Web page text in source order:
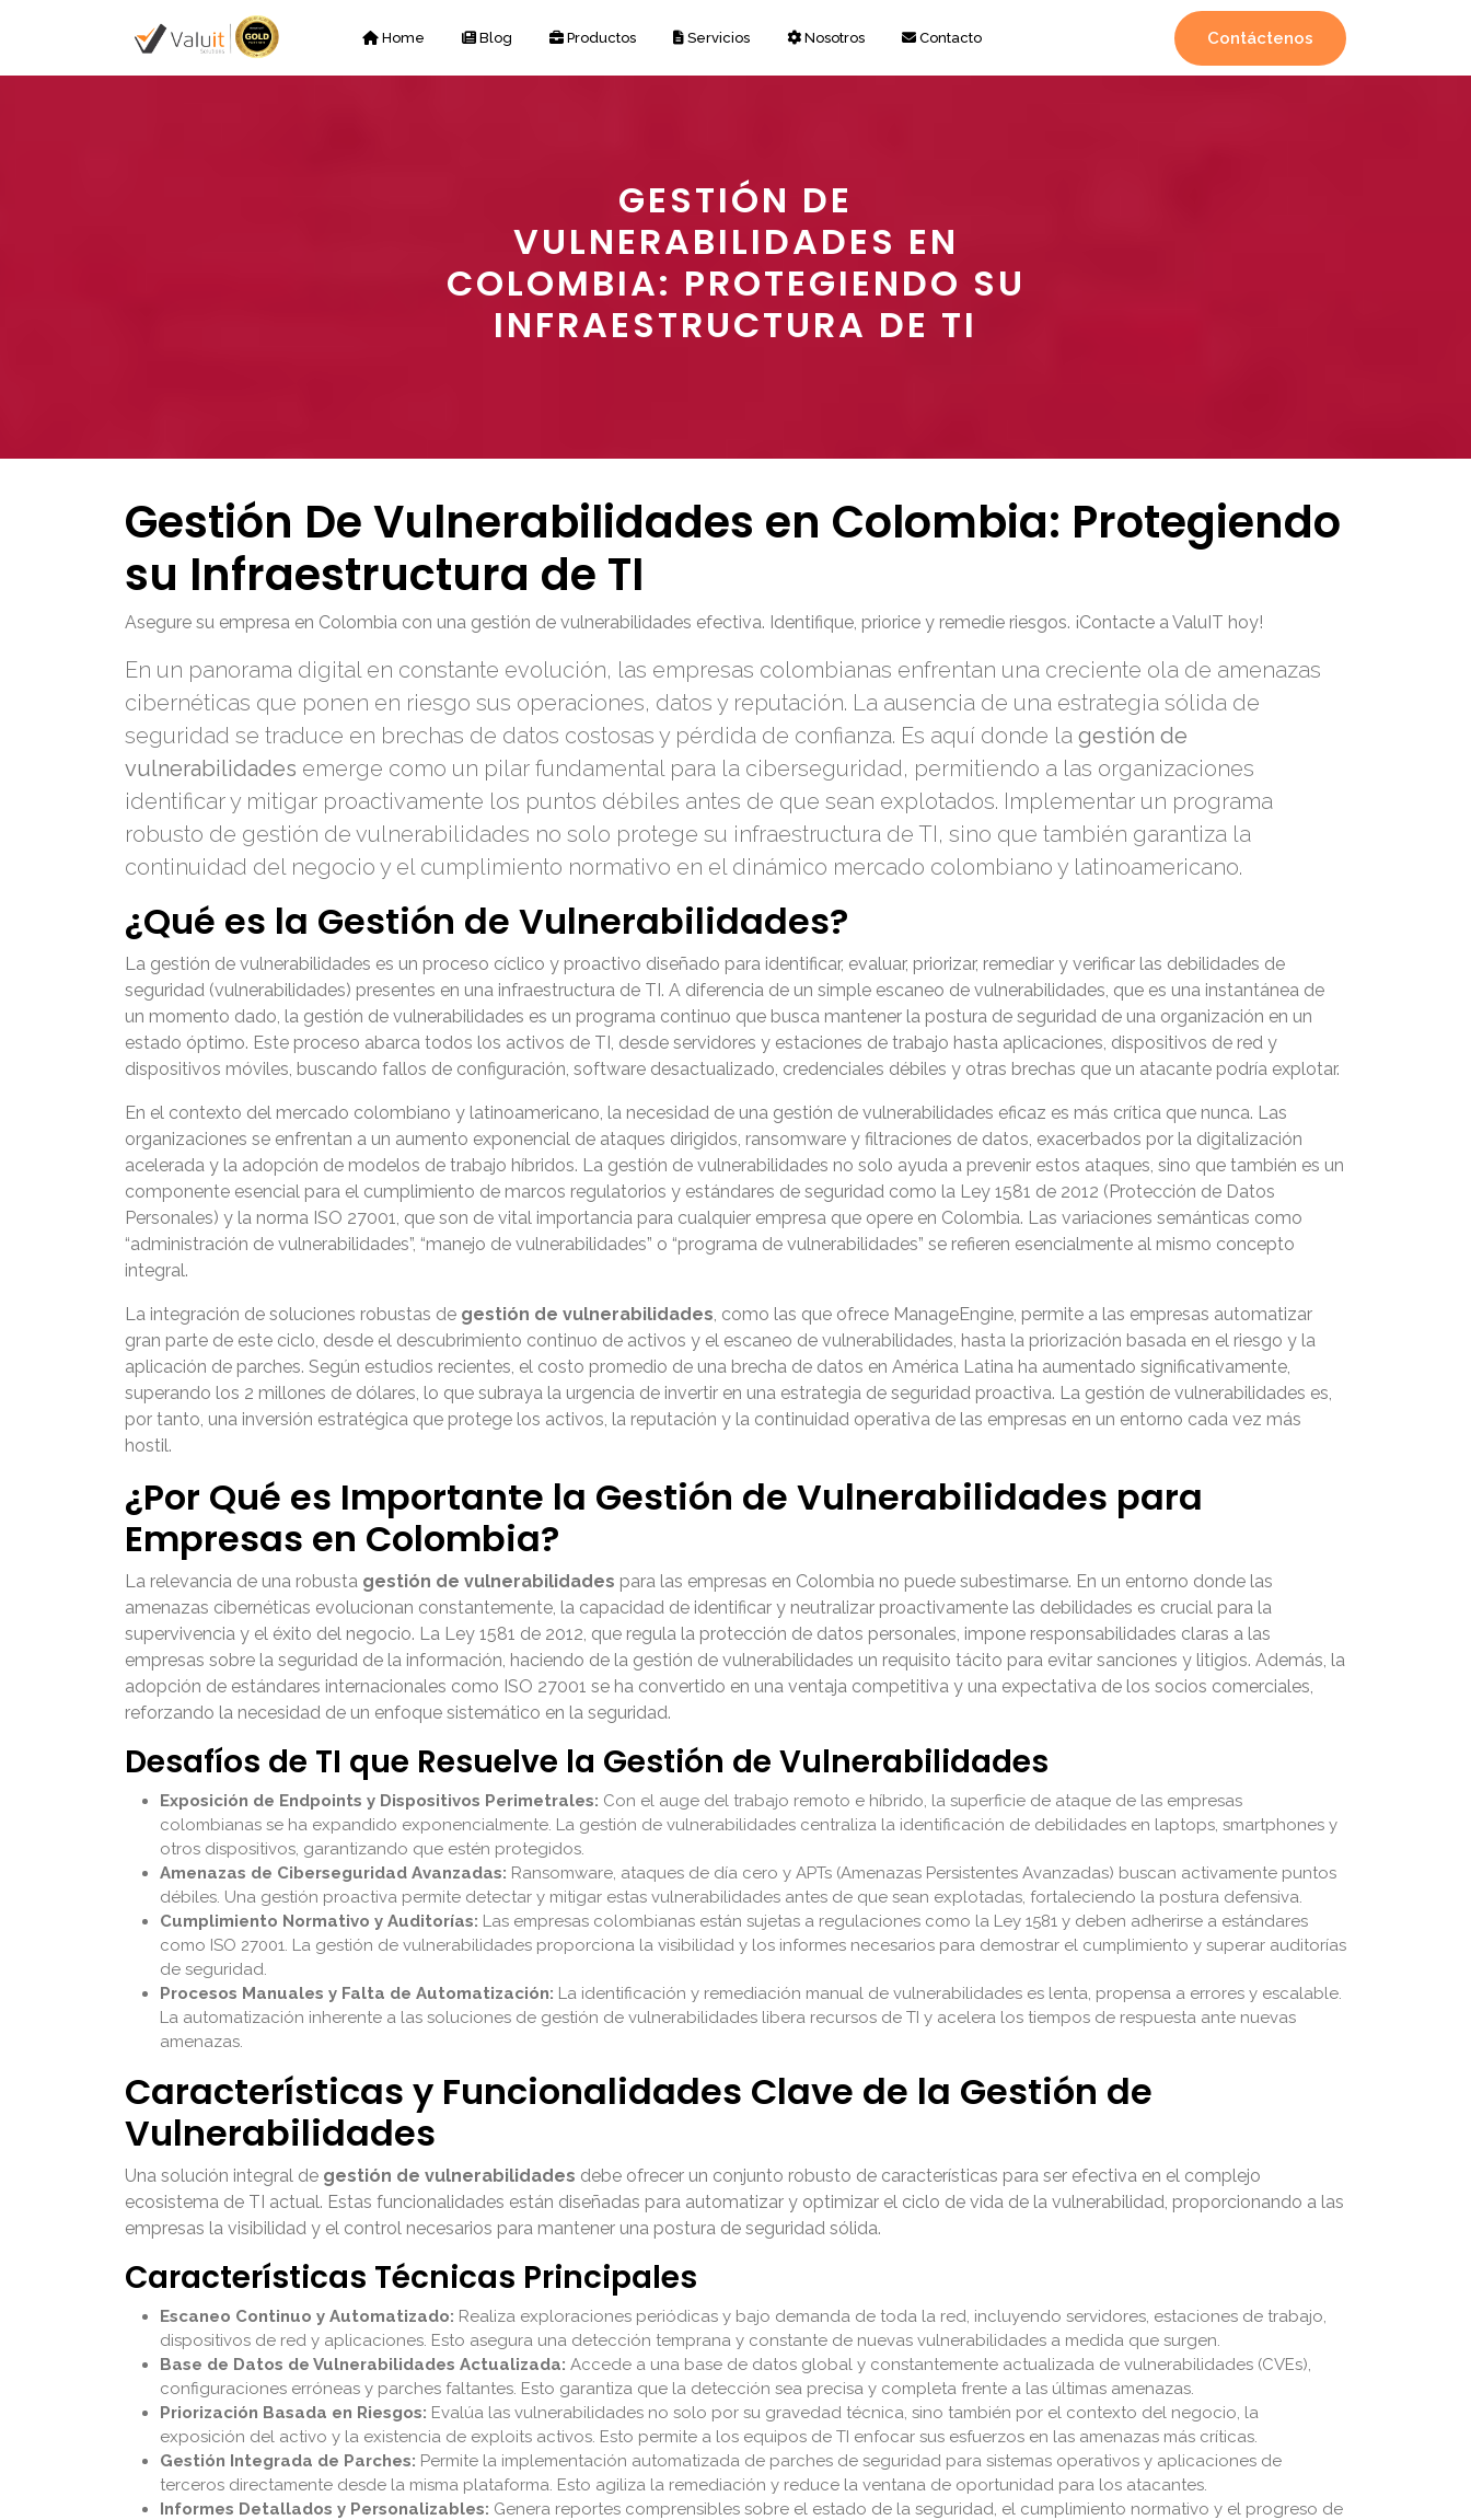
Home Blog Productos Servicios Nosotros Contacto Contáctenos
GESTIÓN DE
VULNERABILIDADES EN
COLOMBIA: PROTEGIENDO SU
INFRAESTRUCTURA DE TI
Gestión De Vulnerabilidades en Colombia: Protegiendo
su Infraestructura de TI
Asegure su empresa en Colombia con una gestión de vulnerabilidades efectiva. Identifique, priorice y remedie riesgos. ¡Contacte a ValuIT hoy!
En un panorama digital en constante evolución, las empresas colombianas enfrentan una creciente ola de amenazas
cibernéticas que ponen en riesgo sus operaciones, datos y reputación. La ausencia de una estrategia sólida de
seguridad se traduce en brechas de datos costosas y pérdida de confianza. Es aquí donde la gestión de
vulnerabilidades emerge como un pilar fundamental para la ciberseguridad, permitiendo a las organizaciones
identificar y mitigar proactivamente los puntos débiles antes de que sean explotados. Implementar un programa
robusto de gestión de vulnerabilidades no solo protege su infraestructura de TI, sino que también garantiza la
continuidad del negocio y el cumplimiento normativo en el dinámico mercado colombiano y latinoamericano.
¿Qué es la Gestión de Vulnerabilidades?
La gestión de vulnerabilidades es un proceso cíclico y proactivo diseñado para identificar, evaluar, priorizar, remediar y verificar las debilidades de
seguridad (vulnerabilidades) presentes en una infraestructura de TI. A diferencia de un simple escaneo de vulnerabilidades, que es una instantánea de
un momento dado, la gestión de vulnerabilidades es un programa continuo que busca mantener la postura de seguridad de una organización en un
estado óptimo. Este proceso abarca todos los activos de TI, desde servidores y estaciones de trabajo hasta aplicaciones, dispositivos de red y
dispositivos móviles, buscando fallos de configuración, software desactualizado, credenciales débiles y otras brechas que un atacante podría explotar.
En el contexto del mercado colombiano y latinoamericano, la necesidad de una gestión de vulnerabilidades eficaz es más crítica que nunca. Las
organizaciones se enfrentan a un aumento exponencial de ataques dirigidos, ransomware y filtraciones de datos, exacerbados por la digitalización
acelerada y la adopción de modelos de trabajo híbridos. La gestión de vulnerabilidades no solo ayuda a prevenir estos ataques, sino que también es un
componente esencial para el cumplimiento de marcos regulatorios y estándares de seguridad como la Ley 1581 de 2012 (Protección de Datos
Personales) y la norma ISO 27001, que son de vital importancia para cualquier empresa que opere en Colombia. Las variaciones semánticas como
“administración de vulnerabilidades”, “manejo de vulnerabilidades” o “programa de vulnerabilidades” se refieren esencialmente al mismo concepto
integral.
La integración de soluciones robustas de gestión de vulnerabilidades, como las que ofrece ManageEngine, permite a las empresas automatizar
gran parte de este ciclo, desde el descubrimiento continuo de activos y el escaneo de vulnerabilidades, hasta la priorización basada en el riesgo y la
aplicación de parches. Según estudios recientes, el costo promedio de una brecha de datos en América Latina ha aumentado significativamente,
superando los 2 millones de dólares, lo que subraya la urgencia de invertir en una estrategia de seguridad proactiva. La gestión de vulnerabilidades es,
por tanto, una inversión estratégica que protege los activos, la reputación y la continuidad operativa de las empresas en un entorno cada vez más
hostil.
¿Por Qué es Importante la Gestión de Vulnerabilidades para
Empresas en Colombia?
La relevancia de una robusta gestión de vulnerabilidades para las empresas en Colombia no puede subestimarse. En un entorno donde las
amenazas cibernéticas evolucionan constantemente, la capacidad de identificar y neutralizar proactivamente las debilidades es crucial para la
supervivencia y el éxito del negocio. La Ley 1581 de 2012, que regula la protección de datos personales, impone responsabilidades claras a las
empresas sobre la seguridad de la información, haciendo de la gestión de vulnerabilidades un requisito tácito para evitar sanciones y litigios. Además, la
adopción de estándares internacionales como ISO 27001 se ha convertido en una ventaja competitiva y una expectativa de los socios comerciales,
reforzando la necesidad de un enfoque sistemático en la seguridad.
Desafíos de TI que Resuelve la Gestión de Vulnerabilidades
Exposición de Endpoints y Dispositivos Perimetrales: Con el auge del trabajo remoto e híbrido, la superficie de ataque de las empresas
colombianas se ha expandido exponencialmente. La gestión de vulnerabilidades centraliza la identificación de debilidades en laptops, smartphones y
otros dispositivos, garantizando que estén protegidos.
Amenazas de Ciberseguridad Avanzadas: Ransomware, ataques de día cero y APTs (Amenazas Persistentes Avanzadas) buscan activamente puntos
débiles. Una gestión proactiva permite detectar y mitigar estas vulnerabilidades antes de que sean explotadas, fortaleciendo la postura defensiva.
Cumplimiento Normativo y Auditorías: Las empresas colombianas están sujetas a regulaciones como la Ley 1581 y deben adherirse a estándares
como ISO 27001. La gestión de vulnerabilidades proporciona la visibilidad y los informes necesarios para demostrar el cumplimiento y superar auditorías
de seguridad.
Procesos Manuales y Falta de Automatización: La identificación y remediación manual de vulnerabilidades es lenta, propensa a errores y escalable.
La automatización inherente a las soluciones de gestión de vulnerabilidades libera recursos de TI y acelera los tiempos de respuesta ante nuevas
amenazas.
Características y Funcionalidades Clave de la Gestión de
Vulnerabilidades
Una solución integral de gestión de vulnerabilidades debe ofrecer un conjunto robusto de características para ser efectiva en el complejo
ecosistema de TI actual. Estas funcionalidades están diseñadas para automatizar y optimizar el ciclo de vida de la vulnerabilidad, proporcionando a las
empresas la visibilidad y el control necesarios para mantener una postura de seguridad sólida.
Características Técnicas Principales
Escaneo Continuo y Automatizado: Realiza exploraciones periódicas y bajo demanda de toda la red, incluyendo servidores, estaciones de trabajo,
dispositivos de red y aplicaciones. Esto asegura una detección temprana y constante de nuevas vulnerabilidades a medida que surgen.
Base de Datos de Vulnerabilidades Actualizada: Accede a una base de datos global y constantemente actualizada de vulnerabilidades (CVEs),
configuraciones erróneas y parches faltantes. Esto garantiza que la detección sea precisa y completa frente a las últimas amenazas.
Priorización Basada en Riesgos: Evalúa las vulnerabilidades no solo por su gravedad técnica, sino también por el contexto del negocio, la
exposición del activo y la existencia de exploits activos. Esto permite a los equipos de TI enfocar sus esfuerzos en las amenazas más críticas.
Gestión Integrada de Parches: Permite la implementación automatizada de parches de seguridad para sistemas operativos y aplicaciones de
terceros directamente desde la misma plataforma. Esto agiliza la remediación y reduce la ventana de oportunidad para los atacantes.
Informes Detallados y Personalizables: Genera reportes comprensibles sobre el estado de la seguridad, el cumplimiento normativo y el progreso de